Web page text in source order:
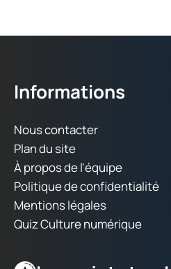
Informations
Nous contacter
Plan du site
À propos de l'équipe
Politique de confidentialité
Mentions légales
Quiz Culture numérique